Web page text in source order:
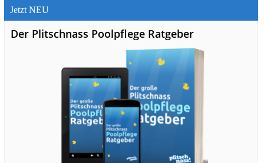
Jetzt NEU
Der Plitschnass Poolpflege Ratgeber